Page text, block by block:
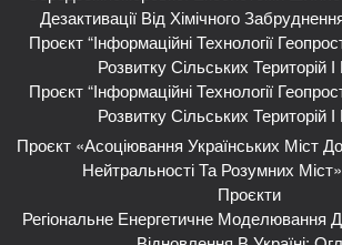
Дезактивації Від Хімічного
Проєкт “Інформаційні Технології
Розвитку Сільських Територій
Проєкт “Інформаційні Технології
Розвитку Сільських Територій
Проєкт «Асоціювання Українських Міст
Нейтральності Та Розумних
Проєкти
Регіональне Енергетичне Моделювання